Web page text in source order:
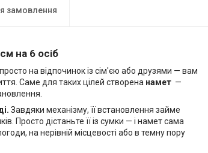
замовлення
на 6 осіб
на відпочинок із сім'єю або друзями — вам
Саме для таких цілей створена намет —
Завдяки механізму, її встановлення займе
Просто дістаньте її із сумки — і намет сама
на нерівній місцевості або в темну пору